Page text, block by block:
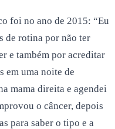
foi no ano de 2015: “Eu
de rotina por não ter
e também por acreditar
em uma noite de
mama direita e agendei
o câncer, depois
para saber o tipo e a